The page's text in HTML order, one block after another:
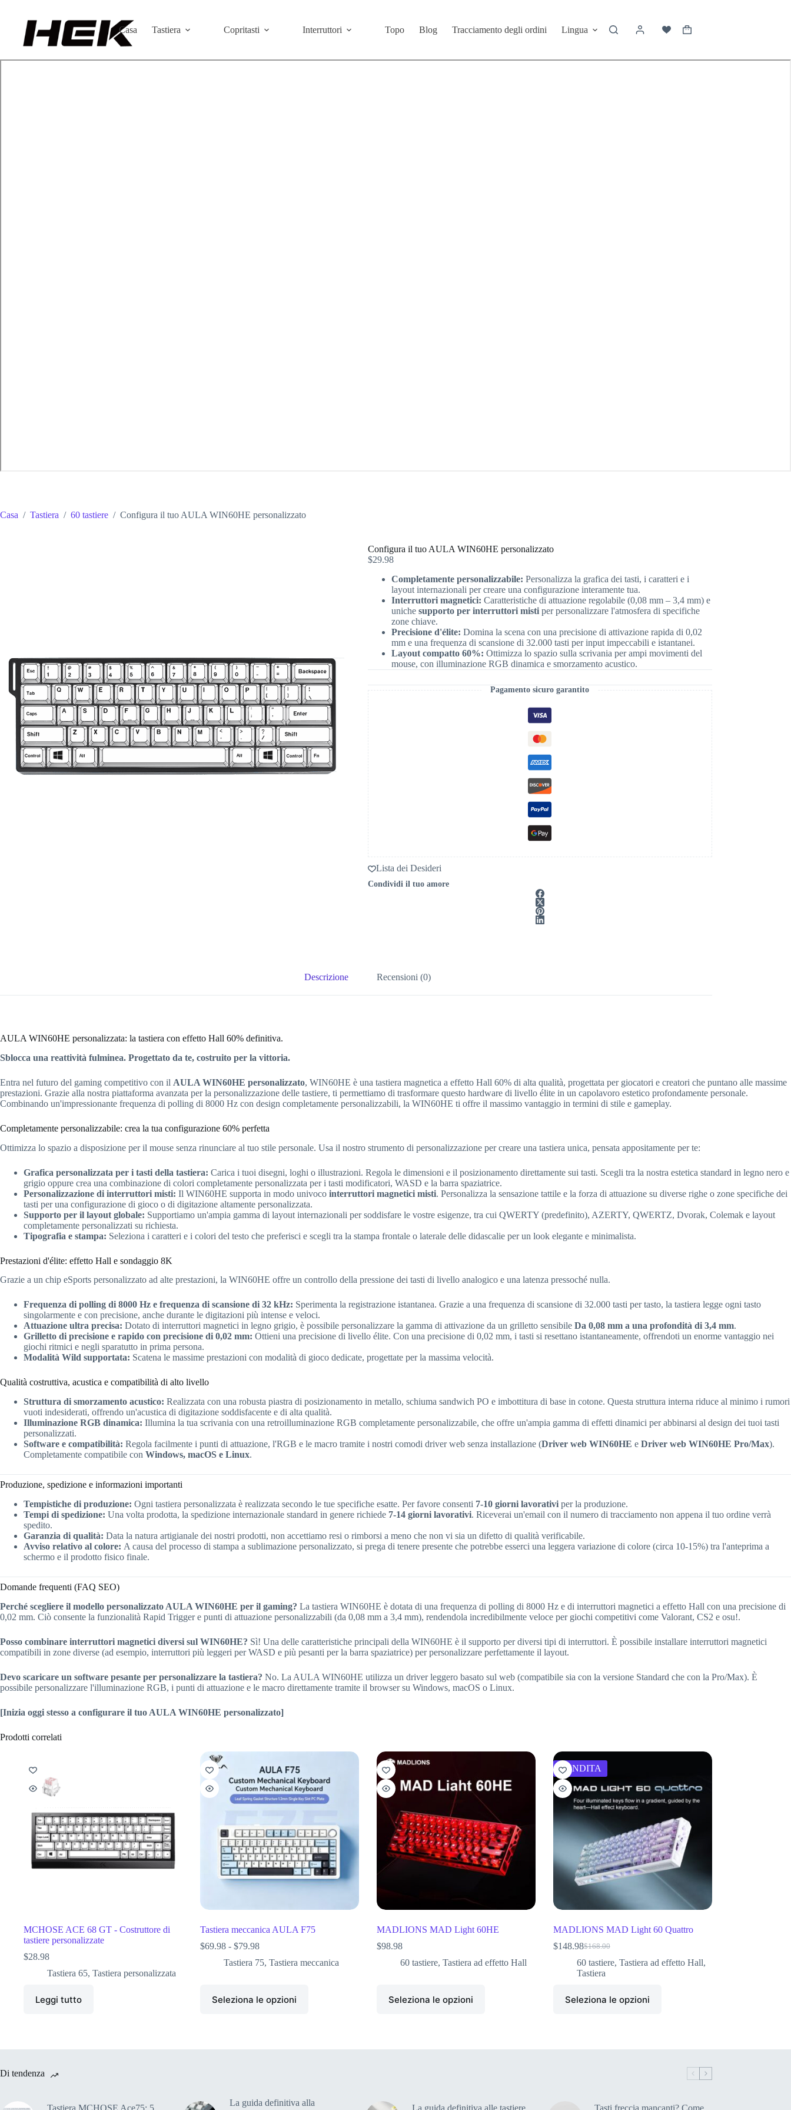
Casa Tastiera Copritasti Interruttori Topo Blog Tracciamento degli ordini Lingua
Casa / Tastiera / 60 tastiere / Configura il tuo AULA WIN60HE personalizzato
Configura il tuo AULA WIN60HE personalizzato
$29.98
Completamente personalizzabile: Personalizza la grafica dei tasti, i caratteri e i
layout internazionali per creare una configurazione interamente tua.
Interruttori magnetici: Caratteristiche di attuazione regolabile (0,08 mm – 3,4 mm) e
uniche supporto per interruttori mistiper personalizzare l'atmosfera di specifiche
zone chiave.
Precisione d'élite: Domina la scena con una precisione di attivazione rapida di 0,02
mm e una frequenza di scansione di 32.000 tasti per input impeccabili e istantanei.
Layout compatto 60%: Ottimizza lo spazio sulla scrivania per ampi movimenti del
mouse, con illuminazione RGB dinamica e smorzamento acustico.
Pagamento sicuro garantito
Lista dei Desideri
Condividi il tuo amore
Descrizione Recensioni (0)
AULA WIN60HE personalizzata: la tastiera con effetto Hall 60% definitiva.
Sblocca una reattività fulminea. Progettato da te, costruito per la vittoria.
Entra nel futuro del gaming competitivo con il AULA WIN60HE personalizzato, WIN60HE è una tastiera magnetica a effetto Hall 60% di alta qualità, progettata per giocatori e creatori che puntano alle massime
prestazioni. Grazie alla nostra piattaforma avanzata per la personalizzazione delle tastiere, ti permettiamo di trasformare questo hardware di livello élite in un capolavoro estetico profondamente personale.
Combinando un'impressionante frequenza di polling di 8000 Hz con design completamente personalizzabili, la WIN60HE ti offre il massimo vantaggio in termini di stile e gameplay.
Completamente personalizzabile: crea la tua configurazione 60% perfetta
Ottimizza lo spazio a disposizione per il mouse senza rinunciare al tuo stile personale. Usa il nostro strumento di personalizzazione per creare una tastiera unica, pensata appositamente per te:
Grafica personalizzata per i tasti della tastiera: Carica i tuoi disegni, loghi o illustrazioni. Regola le dimensioni e il posizionamento direttamente sui tasti. Scegli tra la nostra estetica standard in legno nero e
grigio oppure crea una combinazione di colori completamente personalizzata per i tasti modificatori, WASD e la barra spaziatrice.
Personalizzazione di interruttori misti: Il WIN60HE supporta in modo univoco interruttori magnetici misti. Personalizza la sensazione tattile e la forza di attuazione su diverse righe o zone specifiche dei
tasti per una configurazione di gioco o di digitazione altamente personalizzata.
Supporto per il layout globale: Supportiamo un'ampia gamma di layout internazionali per soddisfare le vostre esigenze, tra cui QWERTY (predefinito), AZERTY, QWERTZ, Dvorak, Colemak e layout
completamente personalizzati su richiesta.
Tipografia e stampa: Seleziona i caratteri e i colori del testo che preferisci e scegli tra la stampa frontale o laterale delle didascalie per un look elegante e minimalista.
Prestazioni d'élite: effetto Hall e sondaggio 8K
Grazie a un chip eSports personalizzato ad alte prestazioni, la WIN60HE offre un controllo della pressione dei tasti di livello analogico e una latenza pressoché nulla.
Frequenza di polling di 8000 Hz e frequenza di scansione di 32 kHz: Sperimenta la registrazione istantanea. Grazie a una frequenza di scansione di 32.000 tasti per tasto, la tastiera legge ogni tasto
singolarmente e con precisione, anche durante le digitazioni più intense e veloci.
Attuazione ultra precisa: Dotato di interruttori magnetici in legno grigio, è possibile personalizzare la gamma di attivazione da un grilletto sensibile Da 0,08 mm a una profondità di 3,4 mm.
Grilletto di precisione e rapido con precisione di 0,02 mm: Ottieni una precisione di livello élite. Con una precisione di 0,02 mm, i tasti si resettano istantaneamente, offrendoti un enorme vantaggio nei
giochi ritmici e negli sparatutto in prima persona.
Modalità Wild supportata: Scatena le massime prestazioni con modalità di gioco dedicate, progettate per la massima velocità.
Qualità costruttiva, acustica e compatibilità di alto livello
Struttura di smorzamento acustico: Realizzata con una robusta piastra di posizionamento in metallo, schiuma sandwich PO e imbottitura di base in cotone. Questa struttura interna riduce al minimo i rumori
vuoti indesiderati, offrendo un'acustica di digitazione soddisfacente e di alta qualità.
Illuminazione RGB dinamica: Illumina la tua scrivania con una retroilluminazione RGB completamente personalizzabile, che offre un'ampia gamma di effetti dinamici per abbinarsi al design dei tuoi tasti
personalizzati.
Software e compatibilità: Regola facilmente i punti di attuazione, l'RGB e le macro tramite i nostri comodi driver web senza installazione (Driver web WIN60HE e Driver web WIN60HE Pro/Max).
Completamente compatibile con Windows, macOS e Linux.
Produzione, spedizione e informazioni importanti
Tempistiche di produzione: Ogni tastiera personalizzata è realizzata secondo le tue specifiche esatte. Per favore consenti 7-10 giorni lavorativi per la produzione.
Tempi di spedizione: Una volta prodotta, la spedizione internazionale standard in genere richiede 7-14 giorni lavorativi. Riceverai un'email con il numero di tracciamento non appena il tuo ordine verrà
spedito.
Garanzia di qualità: Data la natura artigianale dei nostri prodotti, non accettiamo resi o rimborsi a meno che non vi sia un difetto di qualità verificabile.
Avviso relativo al colore: A causa del processo di stampa a sublimazione personalizzato, si prega di tenere presente che potrebbe esserci una leggera variazione di colore (circa 10-15%) tra l'anteprima a
schermo e il prodotto fisico finale.
Domande frequenti (FAQ SEO)
Perché scegliere il modello personalizzato AULA WIN60HE per il gaming? La tastiera WIN60HE è dotata di una frequenza di polling di 8000 Hz e di interruttori magnetici a effetto Hall con una precisione di
0,02 mm. Ciò consente la funzionalità Rapid Trigger e punti di attuazione personalizzabili (da 0,08 mm a 3,4 mm), rendendola incredibilmente veloce per giochi competitivi come Valorant, CS2 e osu!.
Posso combinare interruttori magnetici diversi sul WIN60HE? Sì! Una delle caratteristiche principali della WIN60HE è il supporto per diversi tipi di interruttori. È possibile installare interruttori magnetici
compatibili in zone diverse (ad esempio, interruttori più leggeri per WASD e più pesanti per la barra spaziatrice) per personalizzare perfettamente il layout.
Devo scaricare un software pesante per personalizzare la tastiera? No. La AULA WIN60HE utilizza un driver leggero basato sul web (compatibile sia con la versione Standard che con la Pro/Max). È
possibile personalizzare l'illuminazione RGB, i punti di attuazione e le macro direttamente tramite il browser su Windows, macOS o Linux.
[Inizia oggi stesso a configurare il tuo AULA WIN60HE personalizzato]
Prodotti correlati
MCHOSE ACE 68 GT - Costruttore di
tastiere personalizzate
$28.98
Tastiera 65, Tastiera personalizzata
Leggi tutto
Tastiera meccanica AULA F75
$69.98 - $79.98
Tastiera 75, Tastiera meccanica
Seleziona le opzioni
MADLIONS MAD Light 60HE
$98.98
60 tastiere, Tastiera ad effetto Hall
Seleziona le opzioni
VENDITA
MADLIONS MAD Light 60 Quattro
$168.00
$148.98
60 tastiere, Tastiera ad effetto Hall,
Tastiera
Seleziona le opzioni
Di tendenza
La guida definitiva alla